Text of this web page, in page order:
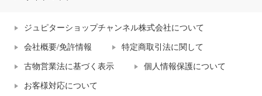
ジュピターショップチャンネル株式会社について
会社概要/免許情報 特定商取引法に関して
古物営業法に基づく表示 個人情報保護について
お客様対応について